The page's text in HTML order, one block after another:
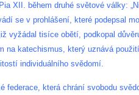
XII. během druhé světové války:
se v prohlášení, které podepsal
vyžádal tisíce obětí, podkopal
na katechismus, který uznává
individuálního svědomí.
federace, která chrání svobodu